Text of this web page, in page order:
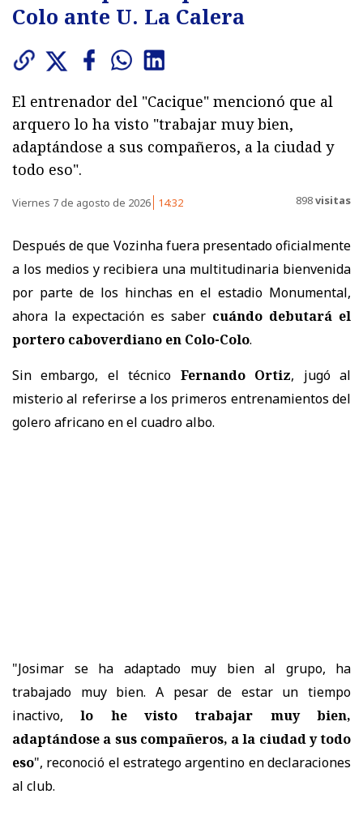
Colo ante U. La Calera
El entrenador del "Cacique" mencionó que al
arquero lo ha visto "trabajar muy bien,
adaptándose a sus compañeros, a la ciudad y
todo eso".
Viernes 7 de agosto de 2026 14:32 898visitas
Después de que Vozinha fuera presentado oficialmente
a los medios y recibiera una multitudinaria bienvenida
por parte de los hinchas en el estadio Monumental,
ahora la expectación es saber cuándo debutará el
portero caboverdiano en Colo-Colo.
Sin embargo, el técnico Fernando Ortiz, jugó al
misterio al referirse a los primeros entrenamientos del
golero africano en el cuadro albo.
"Josimar se ha adaptado muy bien al grupo, ha
trabajado muy bien. A pesar de estar un tiempo
inactivo,lo he visto trabajar muy bien,
adaptándose a sus compañeros, a la ciudad y todo
eso", reconoció el estratego argentino en declaraciones
al club.